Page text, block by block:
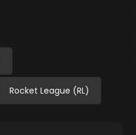
Rocket League (RL)